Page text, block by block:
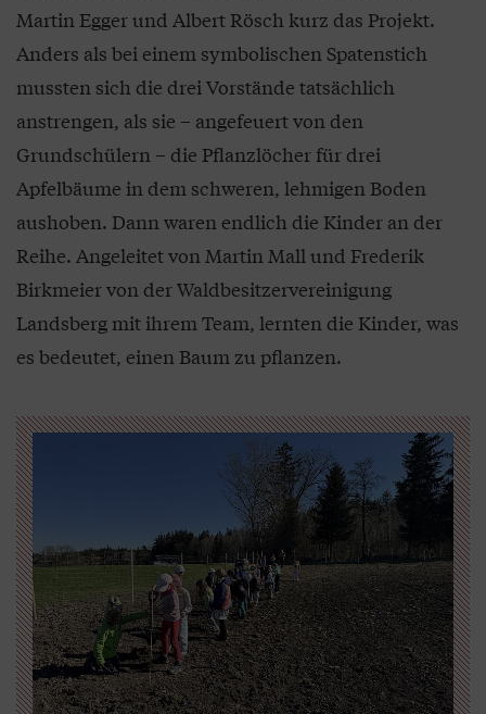
Martin Egger und Albert Rösch kurz das Projekt.
Anders als bei einem symbolischen Spatenstich
mussten sich die drei Vorstände tatsächlich
anstrengen, als sie – angefeuert von den
Grundschülern – die Pflanzlöcher für drei
Apfelbäume in dem schweren, lehmigen Boden
aushoben. Dann waren endlich die Kinder an der
Reihe. Angeleitet von Martin Mall und Frederik
Birkmeier von der Waldbesitzervereinigung
Landsberg mit ihrem Team, lernten die Kinder, was
es bedeutet, einen Baum zu pflanzen.